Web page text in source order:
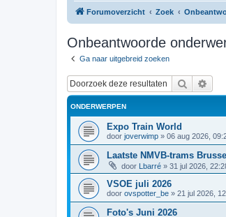
Forumoverzicht Zoek
Onbeantwoorde
Ga naar uitgebreid zoeken
Zoek
ONDERWERPEN
Expo Train World
door joverwimp » 06 aug 2026,
Laatste NMVB-trams
door Lbarré » 31 jul 2026,
VSOE juli 2026
door ovspotter_be » 21 jul 2026,
Foto's Juni 2026